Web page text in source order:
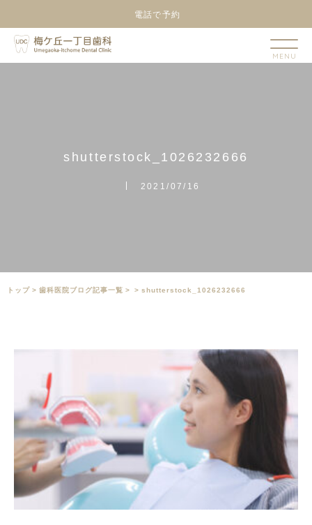
電話で予約
shutterstock 1026232666
2021/07/16
トップ > ⻭科医院ブログ記事一覧 > > shutterstock_1026232666